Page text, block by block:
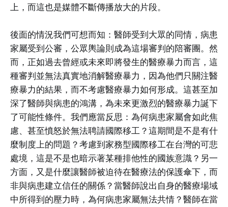
上，而這也是媒體不斷傳播放大的片段。
後面的情況我們可想而知：醫師受到大眾的同情，病患
家屬受到公審，公眾輿論則成為這場審判的陪審團。然
而，正如過去曾經或未來即將發生的醫療暴力而言，這
種審判並無法真實地消解醫療暴力，因為他們只關注醫
療暴力的結果，而不考慮醫療暴力如何形成。這甚至加
深了醫師與病患的鴻溝，為未來更激烈的醫療暴力誕下
了可能性條件。我們應當反思：為何病患家屬會如此焦
慮、甚至憤怒於無法聘請國際移工？這期間是不是有什
麼制度上的問題？考慮到家務型國際移工在台灣的可悲
處境，這是不是也暗示著某種排他性的國族意識？另一
方面，又是什麼讓醫師被迫待在醫療法的保護傘下，而
非與病患建立信任的關係？當醫師說出自身的醫療場域
中所得到的壓力時，為何病患家屬無法共情？醫師在當